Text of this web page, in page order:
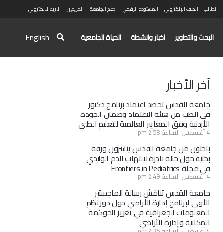
الطالب الصف الإلكتروني المستودع الرقمي ادعم الجامعة الخريجين البريد الالكتروني
البحث والتطوير اخبار وانشطة الحياة الجامعية English
آخر الأخبار
جامعة القدس تحصد اعتماد برنامج دكتور
في الطب من هيئة الاعتماد وضمان الجودة
الأردنية وفق المعايير العالمية للتعليم الطبي
4 أغسطس الساعة 2:58 pm
باحثون من جامعة القدس ينشرون ورقة
بحثية حول حالة نادرة لالتهاب الدم الوليدي
في مجلة Frontiers in Pediatrics
4 أغسطس الساعة 2:49 pm
جامعة القدس تناقش رسالة الماجستير
الأولى لبرنامج إدارة الأراضي حول دور نظم
المعلومات الجغرافية في تعزيز الحوكمة
المكانية وإدارة الأراضي